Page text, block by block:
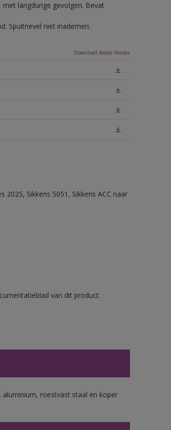
langdurige gevolgen. Bevat
Spuitnevel niet inademen.
Download Adobe Reader
2025, Sikkens 5051, Sikkens ACC naar
van dit product.
roestvast staal en koper